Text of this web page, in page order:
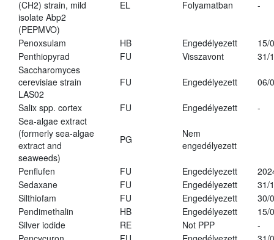
(CH2) strain, mild
isolate Abp2
(PEPMVO)
EL Folyamatban -
Penoxsulam HB Engedélyezett
15/
Penthiopyrad
FU Visszavont
31/
Saccharomyces
cerevisiae strain
LAS02
FU Engedélyezett 06/
Salix spp. cortex FU Engedélyezett
-
Sea-algae extract
(formerly sea-algae
extract and
seaweeds)
PG
Nem
engedélyezett
Penflufen FU Engedélyezett
Sedaxane
FU Engedélyezett
31/
Silthiofam
FU Engedélyezett
30/
Pendimethalin
HB Engedélyezett
15/
Silver iodide
RE Not PPP
-